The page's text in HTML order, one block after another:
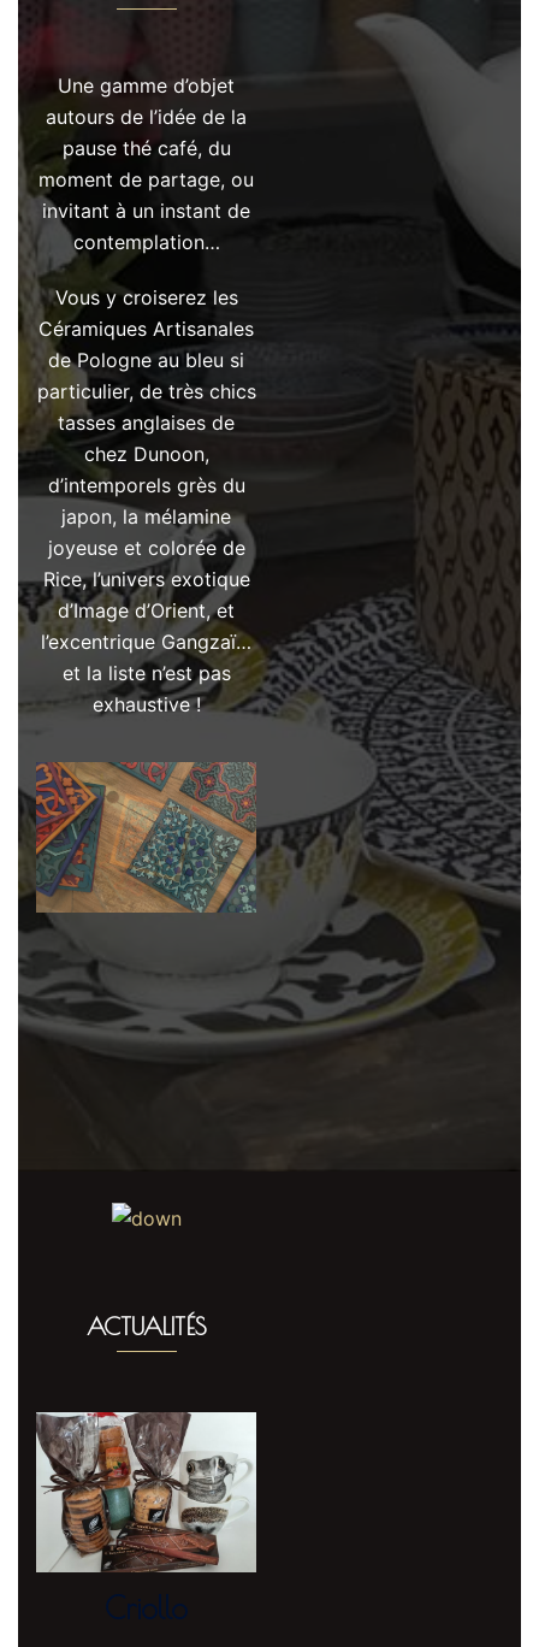
Une gamme d’objet
autours de l’idée de la
pause thé café, du
moment de partage, ou
invitant à un instant de
contemplation…
Vous y croiserez les
Céramiques Artisanales
de Pologne au bleu si
particulier, de très chics
tasses anglaises de
chez Dunoon,
d’intemporels grès du
japon, la mélamine
joyeuse et colorée de
Rice, l’univers exotique
d’Image d’Orient, et
l’excentrique Gangzaï…
et la liste n’est pas
exhaustive !
ACTUALITÉS
Criollo